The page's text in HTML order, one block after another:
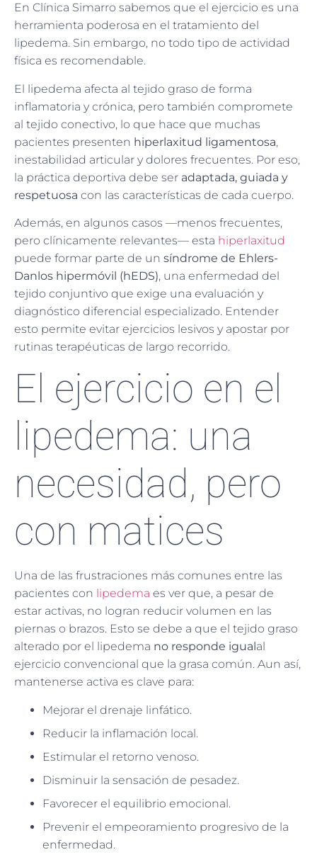
En Clínica Simarro sabemos que el ejercicio es una
herramienta poderosa en el tratamiento del
lipedema. Sin embargo, no todo tipo de actividad
física es recomendable.
El lipedema afecta al tejido graso de forma
inflamatoria y crónica, pero también compromete
al tejido conectivo, lo que hace que muchas
pacientes presenten hiperlaxitud ligamentosa,
inestabilidad articular y dolores frecuentes. Por eso,
la práctica deportiva debe ser adaptada, guiada y
respetuosa con las características de cada cuerpo.
Además, en algunos casos —menos frecuentes,
pero clínicamente relevantes— esta hiperlaxitud
puede formar parte de un síndrome de Ehlers-
Danlos hipermóvil (hEDS), una enfermedad del
tejido conjuntivo que exige una evaluación y
diagnóstico diferencial especializado. Entender
esto permite evitar ejercicios lesivos y apostar por
rutinas terapéuticas de largo recorrido.
El ejercicio en el
lipedema: una
necesidad, pero
con matices
Una de las frustraciones más comunes entre las
pacientes con lipedema es ver que, a pesar de
estar activas, no logran reducir volumen en las
piernas o brazos. Esto se debe a que el tejido graso
alterado por el lipedema no responde igual al
ejercicio convencional que la grasa común. Aun así,
mantenerse activa es clave para:
Mejorar el drenaje linfático.
Reducir la inflamación local.
Estimular el retorno venoso.
Disminuir la sensación de pesadez.
Favorecer el equilibrio emocional.
Prevenir el empeoramiento progresivo de la
enfermedad.